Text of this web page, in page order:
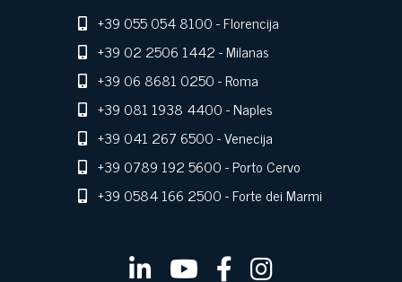
+39 055 054 8100- Florencija
+39 02 2506 1442- Milanas
+39 06 8681 0250- Roma
+39 081 1938 4400- Naples
+39 041 267 6500- Venecija
+39 0789 192 5600- Porto Cervo
+39 0584 166 2500- Forte dei Marmi